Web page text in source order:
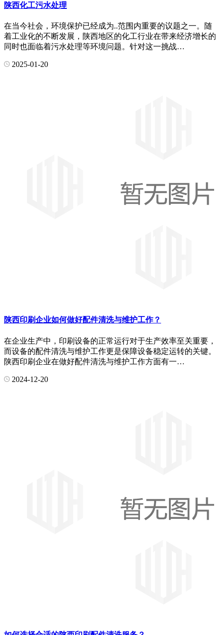
陕西化工污水处理
在当今社会，环境保护已经成为..范围内重要的议题之一。随
着工业化的不断发展，陕西地区的化工行业在带来经济增长的
同时也面临着污水处理等环境问题。针对这一挑战…
2025-01-20
陕西印刷企业如何做好配件清洗与维护工作？
在企业生产中，印刷设备的正常运行对于生产效率至关重要，
而设备的配件清洗与维护工作更是保障设备稳定运转的关键。
陕西印刷企业在做好配件清洗与维护工作方面有一…
2024-12-20